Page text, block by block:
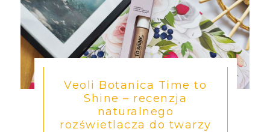
Veoli Botanica Time to
Shine – recenzja
naturalnego
rozświetlacza do twarzy